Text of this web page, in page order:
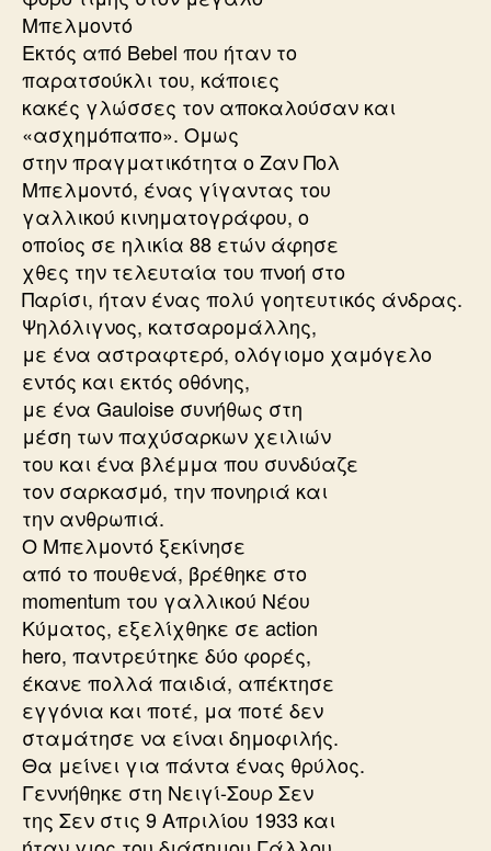
Μπελμοντό
Εκτός από Bebel που ήταν το
παρατσούκλι του, κάποιες
κακές γλώσσες τoν αποκαλούσαν και
«ασχημόπαπο». Ομως
στην πραγματικότητα ο Ζαν Πολ
Μπελμοντό, ένας γίγαντας του
γαλλικού κινηματογράφου, ο
οποίος σε ηλικία 88 ετών άφησε
χθες την τελευταία του πνοή στο
Παρίσι, ήταν ένας πολύ γοητευτικός άνδρας.
Ψηλόλιγνος, κατσαρομάλλης,
με ένα αστραφτερό, ολόγιομο χαμόγελο
εντός και εκτός οθόνης,
με ένα Gauloise συνήθως στη
μέση των παχύσαρκων χειλιών
του και ένα βλέμμα που συνδύαζε
τον σαρκασμό, την πονηριά και
την ανθρωπιά.
Ο Μπελμοντό ξεκίνησε
από το πουθενά, βρέθηκε στο
momentum του γαλλικού Νέου
Κύματος, εξελίχθηκε σε action
hero, παντρεύτηκε δύο φορές,
έκανε πολλά παιδιά, απέκτησε
εγγόνια και ποτέ, μα ποτέ δεν
σταμάτησε να είναι δημοφιλής.
Θα μείνει για πάντα ένας θρύλος.
Γεννήθηκε στη Νειγί-Σουρ Σεν
της Σεν στις 9 Απριλίου 1933 και